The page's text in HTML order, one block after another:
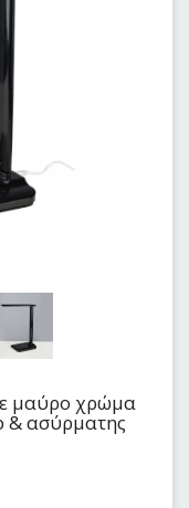
μαύρο χρώμα
& ασύρματης